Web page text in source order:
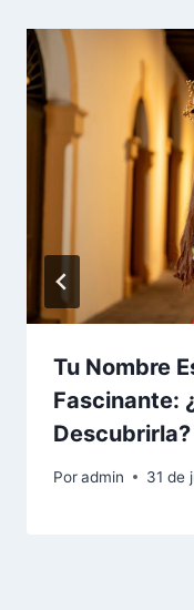
Tu Nombre
Fascinante:
Descubrirla?
Poradmin 31 de